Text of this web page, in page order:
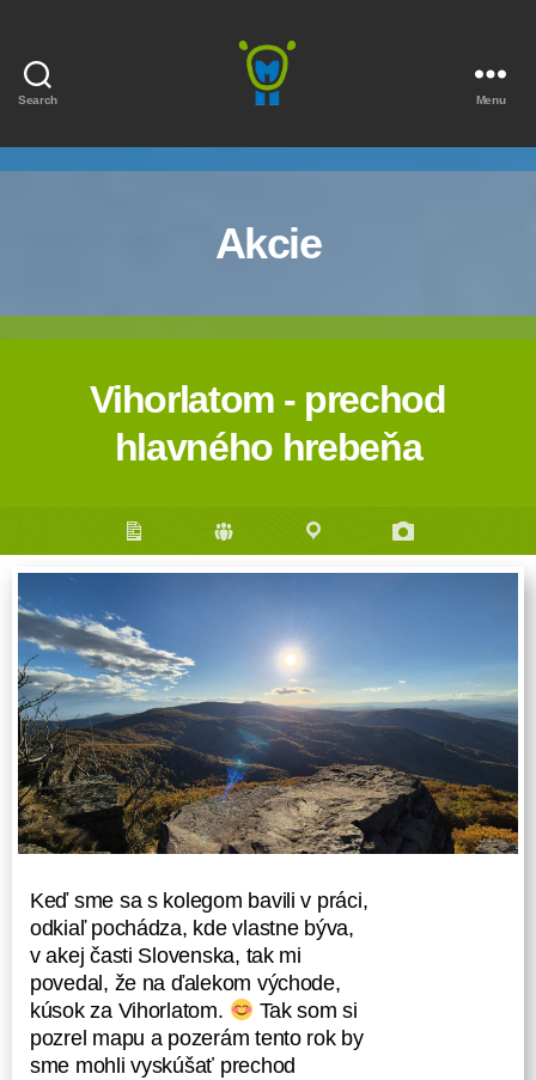
Search Menu
Akcie
Vihorlatom - prechod
hlavného hrebeňa
Keď sme sa s kolegom bavili v práci,
odkiaľ pochádza, kde vlastne býva,
v akej časti Slovenska, tak mi
povedal, že na ďalekom východe,
kúsok za Vihorlatom.
Tak som si
pozrel mapu a pozerám tento rok by
sme mohli vyskúšať prechod